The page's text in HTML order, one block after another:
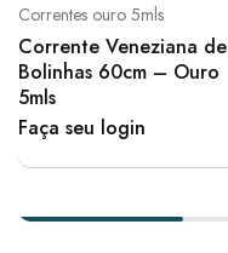
Correntes ouro 5mls
Corrente Veneziana de
Bolinhas 60cm – Ouro
5mls
Faça seu login